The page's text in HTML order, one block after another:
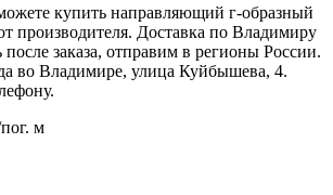
купить направляющий г-образный
производителя. Доставка по Владимиру
заказа, отправим в регионы России.
во Владимире, улица Куйбышева, 4.
м